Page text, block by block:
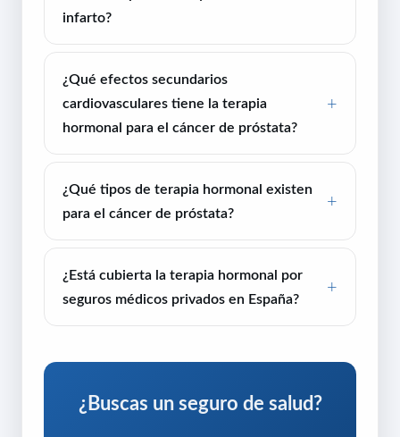
infarto?
¿Qué efectos secundarios
cardiovasculares tiene la terapia
hormonal para el cáncer de próstata?
¿Qué tipos de terapia hormonal existen
para el cáncer de próstata?
¿Está cubierta la terapia hormonal por
seguros médicos privados en España?
¿Buscas un seguro de salud?